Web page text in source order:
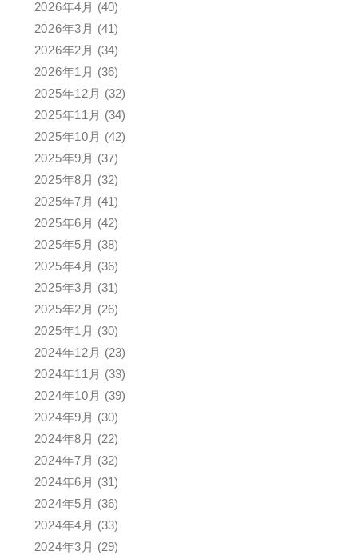
2026年4月 (40)
2026年3月 (41)
2026年2月 (34)
2026年1月 (36)
2025年12月 (32)
2025年11月 (34)
2025年10月 (42)
2025年9月 (37)
2025年8月 (32)
2025年7月 (41)
2025年6月 (42)
2025年5月 (38)
2025年4月 (36)
2025年3月 (31)
2025年2月 (26)
2025年1月 (30)
2024年12月 (23)
2024年11月 (33)
2024年10月 (39)
2024年9月 (30)
2024年8月 (22)
2024年7月 (32)
2024年6月 (31)
2024年5月 (36)
2024年4月 (33)
2024年3月 (29)